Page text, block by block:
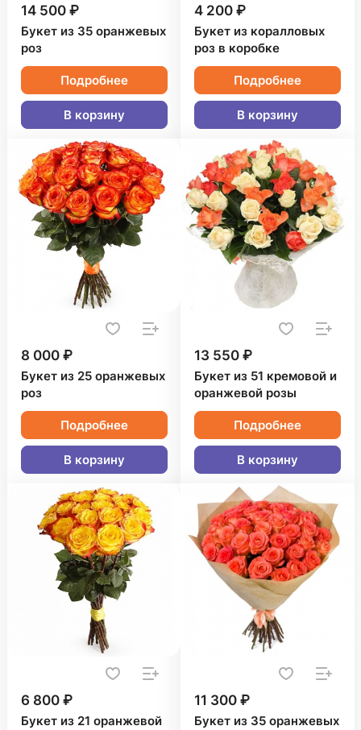
14 500 ₽
Букет из 35 оранжевых
роз
Подробнее
В корзину
4 200 ₽
Букет из коралловых
роз в коробке
Подробнее
В корзину
8 000 ₽
Букет из 25 оранжевых
роз
Подробнее
В корзину
13 550 ₽
Букет из 51 кремовой и
оранжевой розы
Подробнее
В корзину
6 800 ₽
Букет из 21 оранжевой
11 300 ₽
Букет из 35 оранжевых